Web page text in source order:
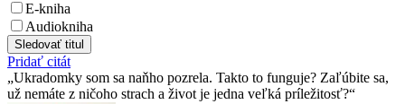
E-kniha
Audiokniha
Sledovať titul
Pridať citát
Ukradomky som sa naňho pozrela. Takto to funguje? Zaľúbite sa,
už nemáte z ničoho strach a život je jedna veľká príležitosť?